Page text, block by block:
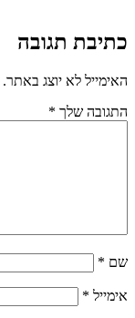
כתיבת תגובה
האימייל לא יוצג באתר.
התגובה שלך *
שם *
אימייל *